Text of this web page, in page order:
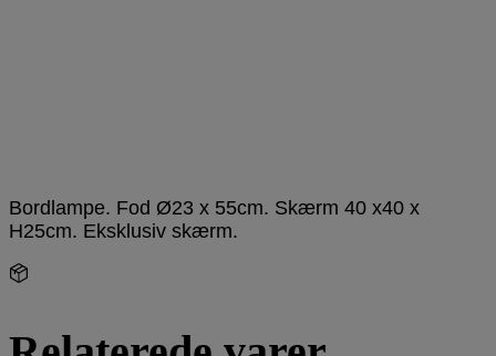
Bordlampe. Fod Ø23 x 55cm. Skærm 40 x40 x
H25cm. Eksklusiv skærm.